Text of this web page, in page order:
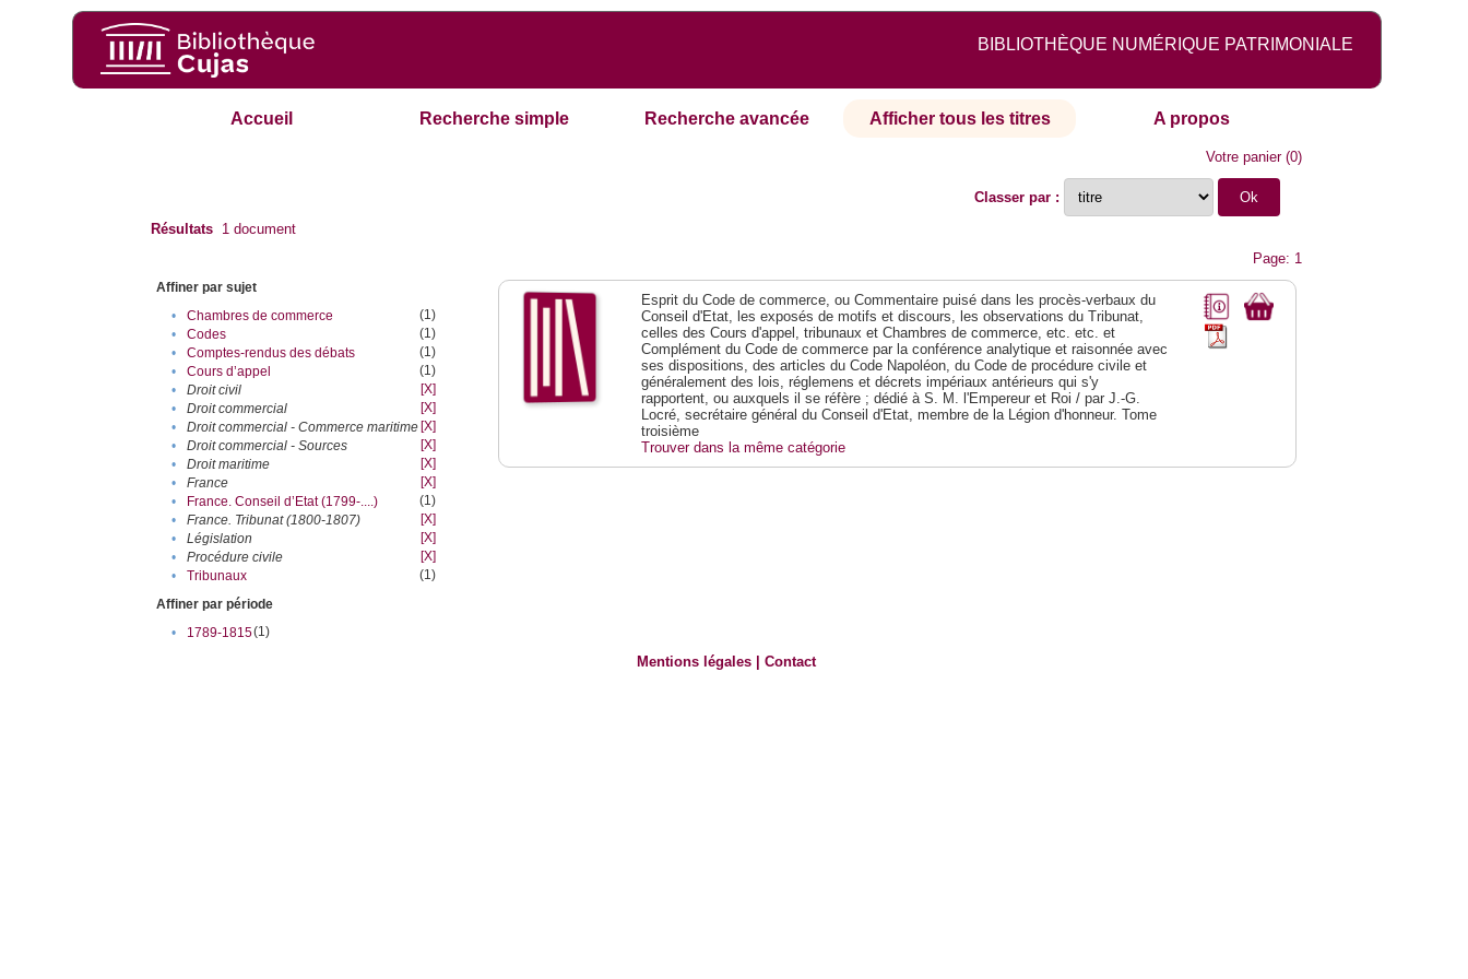
BIBLIOTHÈQUE NUMÉRIQUE PATRIMONIALE
Accueil Recherche simple Recherche avancée Afficher tous les titres A propos
Votre panier(0)
Classer par :
Résultats 1 document
Page: 1
Affiner par sujet
•
Chambres de commerce
(1)
•
Codes
(1)
•
Comptes-rendus des débats
(1)
•
Cours d’appel
(1)
•
Droit civil
[X]
•
Droit commercial
[X]
•
Droit commercial - Commerce maritime [X]
•
Droit commercial - Sources
[X]
•
Droit maritime
[X]
•
France
[X]
•
France. Conseil d’Etat (1799-....)
(1)
•
France. Tribunat (1800-1807)
[X]
•
Législation
[X]
•
Procédure civile
[X]
•
Tribunaux
(1)
Affiner par période
•
1789-1815(1)
Esprit du Code de commerce, ou Commentaire puisé dans les procès-verbaux du
Conseil d'Etat, les exposés de motifs et discours, les observations du Tribunat,
celles des Cours d'appel, tribunaux et Chambres de commerce, etc. etc. et
Complément du Code de commerce par la conférence analytique et raisonnée avec
ses dispositions, des articles du Code Napoléon, du Code de procédure civile et
généralement des lois, réglemens et décrets impériaux antérieurs qui s'y
rapportent, ou auxquels il se réfère ; dédié à S. M. l'Empereur et Roi / par J.-G.
Locré, secrétaire général du Conseil d'Etat, membre de la Légion d'honneur. Tome
troisième
Trouver dans la même catégorie
Mentions légales |Contact